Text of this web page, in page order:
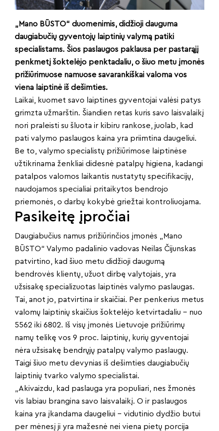
„Mano BŪSTO“ duomenimis, didžioji dauguma
daugiabučių gyventojų laiptinių valymą patiki
specialistams. Šios paslaugos paklausa per pastarąjį
penkmetį šoktelėjo penktadaliu, o šiuo metu įmonės
prižiūrimuose namuose savarankiškai valoma vos
viena laiptinė iš dešimties.
Laikai, kuomet savo laiptines gyventojai valėsi patys
grimzta užmarštin. Šiandien retas kuris savo laisvalaikį
nori praleisti su šluota ir kibiru rankose, juolab, kad
pati valymo paslaugos kaina yra priimtina daugeliui.
Be to, valymo specialistų prižiūrimose laiptinėse
užtikrinama ženkliai didesnė patalpų higiena, kadangi
patalpos valomos laikantis nustatytų specifikacijų,
naudojamos specialiai pritaikytos bendrojo
priemonės, o darbų kokybė griežtai kontroliuojama.
Pasikeitę įpročiai
Daugiabučius namus prižiūrinčios įmonės „Mano
BŪSTO“ Valymo padalinio vadovas Neilas Čijunskas
patvirtino, kad šiuo metu didžioji daugumą
bendrovės klientų, užuot dirbę valytojais, yra
užsisakę specializuotas laiptinės valymo paslaugas.
Tai, anot jo, patvirtina ir skaičiai. Per penkerius metus
valomų laiptinių skaičius šoktelėjo ketvirtadaliu – nuo
5562 iki 6802. Iš visų įmonės Lietuvoje prižiūrimų
namų telikę vos 9 proc. laiptinių, kurių gyventojai
nėra užsisakę bendrųjų patalpų valymo paslaugų.
Taigi šiuo metu devynias iš dešimties daugiabučių
laiptinių tvarko valymo specialistai.
„Akivaizdu, kad paslauga yra populiari, nes žmonės
vis labiau brangina savo laisvalaikį. O ir paslaugos
kaina yra įkandama daugeliui – vidutinio dydžio butui
per mėnesį ji yra mažesnė nei viena pietų porcija